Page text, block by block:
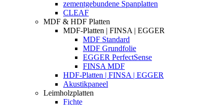
zementgebundene Spanplatten
CLEAF
MDF & HDF Platten
MDF-Platten | FINSA | EGGER
MDF Standard
MDF Grundfolie
EGGER PerfectSense
FINSA MDF
HDF-Platten | FINSA | EGGER
Akustikpaneel
Leimholzplatten
Fichte